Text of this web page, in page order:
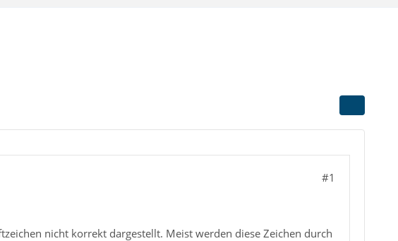
#1
nicht korrekt dargestellt. Meist werden diese Zeichen durch